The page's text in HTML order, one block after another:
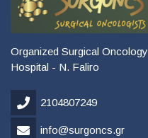
Organized Surgical
Hospital - N. Faliro
2104807249
info@surgoncs.gr